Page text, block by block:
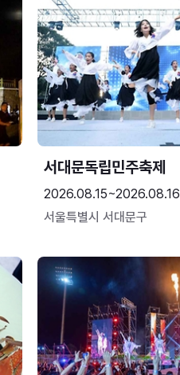
서대문독립민주축제
2026.08.15~2026.08.16
서울특별시 서대문구